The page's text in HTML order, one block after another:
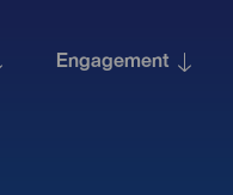
Engagement